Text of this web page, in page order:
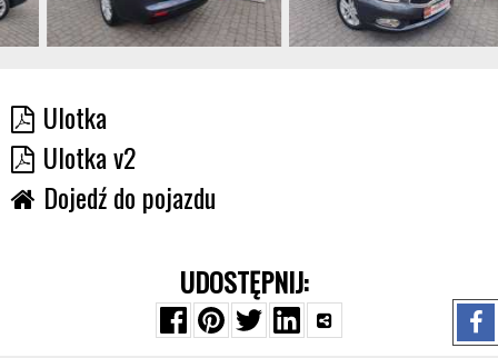
Ulotka
Ulotka v2
Dojedź do pojazdu
UDOSTĘPNIJ: